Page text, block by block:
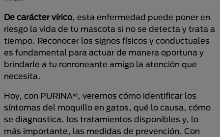
De carácter vírico, esta enfermedad puede poner en
riesgo la vida de tu mascota si no se detecta y trata a
tiempo. Reconocer los signos físicos y conductuales
es fundamental para actuar de manera oportuna y
brindarle a tu ronroneante amigo la atención que
necesita.
Hoy, con PURINA®, veremos cómo identificar los
síntomas del moquillo en gatos, qué lo causa, cómo
se diagnostica, los tratamientos disponibles y, lo
más importante, las medidas de prevención. Con